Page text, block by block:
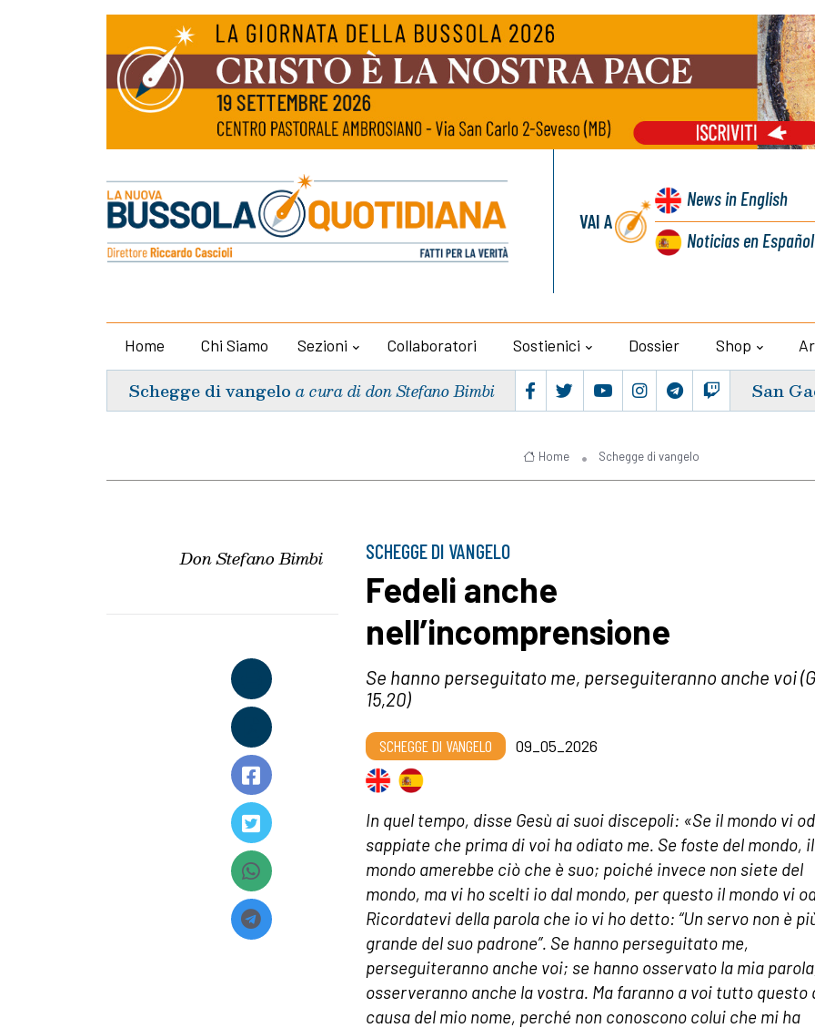
VAI A
Newsin English
Noticiasen Español
Home Chi Siamo Sezioni Collaboratori Sostienici Dossier Shop
Schegge di vangelo a cura di don Stefano Bimbi San
Home Schegge di vangelo
Don Stefano Bimbi SCHEGGE DI VANGELO
Fedeli anche
nell’incomprensione
Se hanno perseguitato me, perseguiteranno anche voi
15,20)
SCHEGGE DI VANGELO 09_05_2026
In quel tempo, disse Gesù ai suoi discepoli: «Se il mondo vi
sappiate che prima di voi ha odiato me. Se foste del mondo, il
mondo amerebbe ciò che è suo; poiché invece non siete del
mondo, ma vi ho scelti io dal mondo, per questo il mondo vi
Ricordatevi della parola che io vi ho detto: “Un servo non è
grande del suo padrone”. Se hanno perseguitato me,
perseguiteranno anche voi; se hanno osservato la mia
osserveranno anche la vostra. Ma faranno a voi tutto questo
causa del mio nome, perché non conoscono colui che mi ha